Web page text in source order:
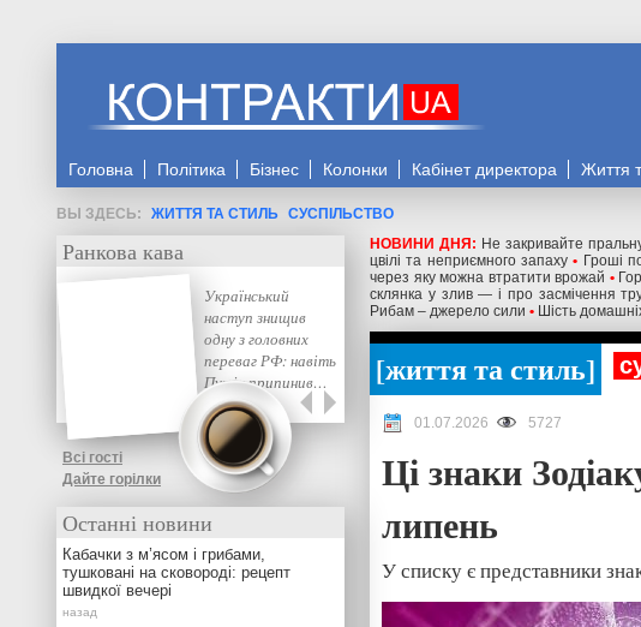
Головна Політика Бізнес Колонки Кабінет директора Життя
ЖИТТЯ ТА СТИЛЬ СУСПІЛЬСТВО
НОВИНИ ДНЯ: Не закривайте
цвілі та неприємного запаху • Гроші
через яку можна втратити врожай •
склянка у злив — і про засмічення
Рибам – джерело сили • Шість
життя та стиль
01.07.2026 5727
Ці знаки
липень
У списку є представники
Ранкова кава
Український
наступ знищив
одну з головних
переваг РФ: навіть
Путін припинив…
Всі гості
Дайте горілки
Останні новини
Кабачки з м’ясом і грибами,
тушковані на сковороді: рецепт
швидкої вечері